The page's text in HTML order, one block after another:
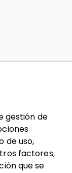
gestión de
de uso,
factores,
que se